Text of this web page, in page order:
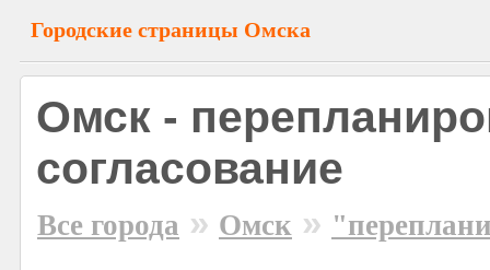
Городские страницы Омска
Омск -
согласование
Все города » Омск »